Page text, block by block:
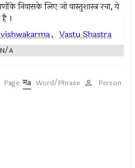
निवासके लिए जो वास्तुशास्त्र रचा, ये
है ।
vishwakarma, Vastu Shastra
N/A
Page Word/Phrase Person